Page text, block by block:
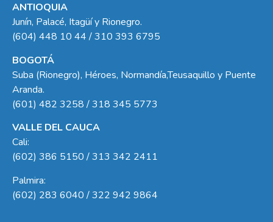
ANTIOQUIA
Junín, Palacé, Itagüí y Rionegro.
(604) 448 10 44 / 310 393 6795
BOGOTÁ
Suba (Rionegro), Héroes, Normandía,Teusaquillo y Puente
Aranda.
(601) 482 3258 / 318 345 5773
VALLE DEL CAUCA
Cali:
(602) 386 5150 / 313 342 2411
Palmira:
(602) 283 6040 / 322 942 9864